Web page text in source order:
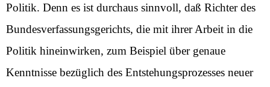
Politik. Denn es ist durchaus sinnvoll, daß Richter des
Bundesverfassungsgerichts, die mit ihrer Arbeit in die
Politik hineinwirken, zum Beispiel über genaue
Kenntnisse bezüglich des Entstehungsprozesses neuer